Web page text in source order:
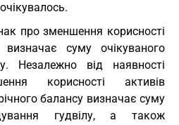
про зменшення корисності
суму очікуваного
Незалежно від наявності
корисності активів
балансу визначає суму
гудвілу, а також